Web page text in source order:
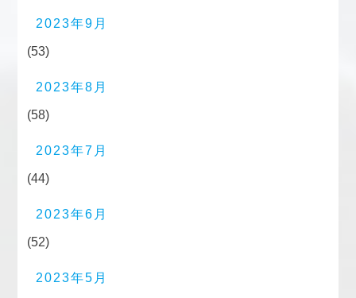
2023年9月
(53)
2023年8月
(58)
2023年7月
(44)
2023年6月
(52)
2023年5月